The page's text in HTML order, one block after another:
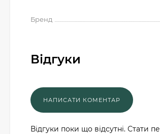
Бренд
Відгуки
Відгуки поки що відсутні. Стати